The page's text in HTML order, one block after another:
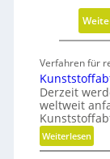
Verfahren für
Derzeit
weltweit
Weiterlesen:
K